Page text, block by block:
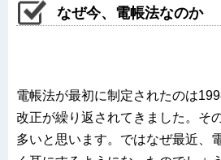
なぜ今、電帳法なのか
電帳法が最初に制定されたのは
改正が繰り返されてきました。そ
多いと思います。ではなぜ最近、